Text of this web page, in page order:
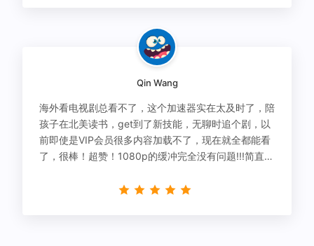
Qin Wang
海外看电视剧总看不了，这个加速器实在太及时了，陪
孩子在北美读书，get到了新技能，无聊时追个剧，以
前即使是VIP会员很多内容加载不了，现在就全都能看
了，很棒！超赞！1080p的缓冲完全没有问题!!!简直救